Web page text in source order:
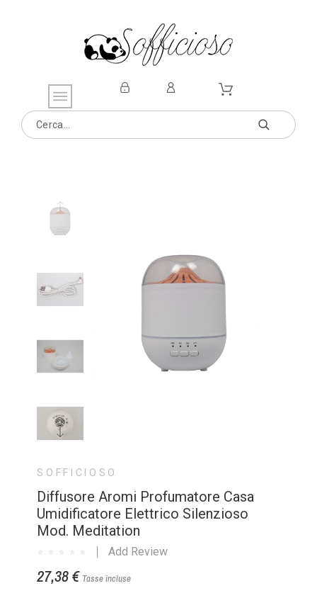
SOFFICIOSO
Diffusore Aromi Profumatore Casa
Umidificatore Elettrico Silenzioso
Mod. Meditation
Add Review
27,38 € Tasse incluse